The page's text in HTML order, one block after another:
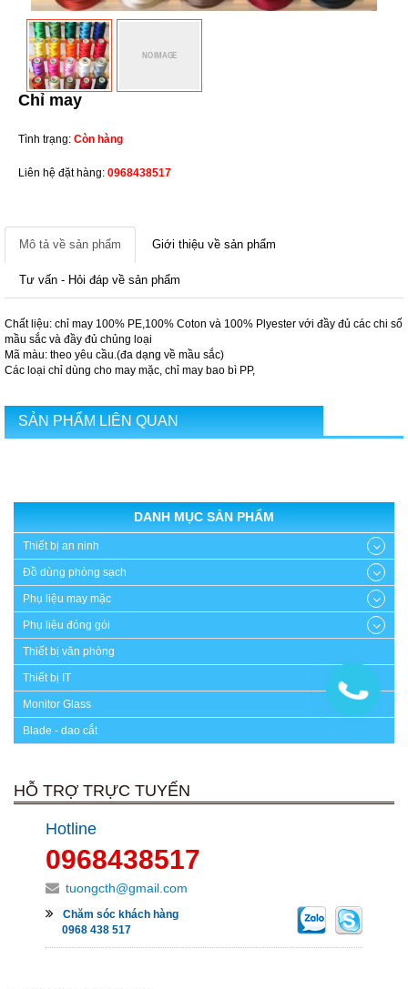
Chỉ may
Tình trạng: Còn hàng
Liên hệ đặt hàng: 0968438517
Mô tả về sản phẩm Giới thiệu về sản phẩm
Tư vấn - Hỏi đáp về sản phẩm
Chất liệu: chỉ may 100% PE,100% Coton và 100% Plyester với đầy đủ các chi số
mầu sắc và đầy đủ chủng loại
Mã màu: theo yêu cầu.(đa dạng về mầu sắc)
Các loại chỉ dùng cho may mặc, chỉ may bao bì PP,
SẢN PHẨM LIÊN QUAN
DANH MỤC SẢN PHẨM
Thiết bị an ninh
Đồ dùng phòng sạch
Phụ liệu may mặc
Phụ liệu đóng gói
Thiết bị văn phòng
Thiết bị IT
Monitor Glass
Blade - dao cắt
HỖ TRỢ TRỰC TUYẾN
Hotline
0968438517
tuongcth@gmail.com
Chăm sóc khách hàng
0968 438 517